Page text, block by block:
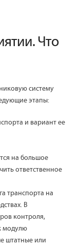
Что
систему
этапы:
и вариант ее
на большое
ответственное
транспорта на
В
контроля,
модулю
штатные или